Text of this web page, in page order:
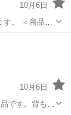
10月6日
品に
10月6日